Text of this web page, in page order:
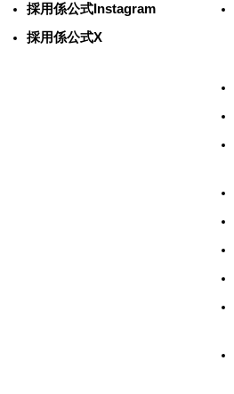
採用係公式Instagram
採用係公式X